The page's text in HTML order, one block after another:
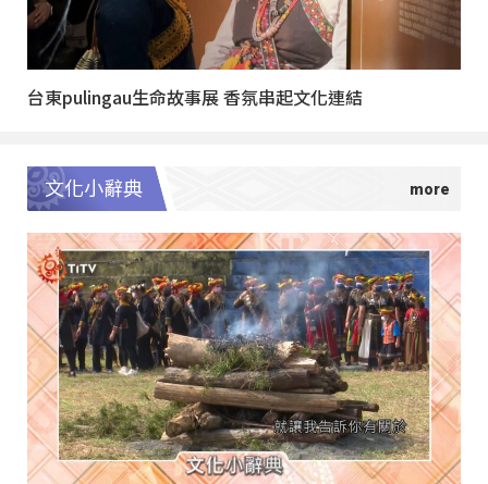
台東pulingau生命故事展 香氛串起文化連結
文化小辭典